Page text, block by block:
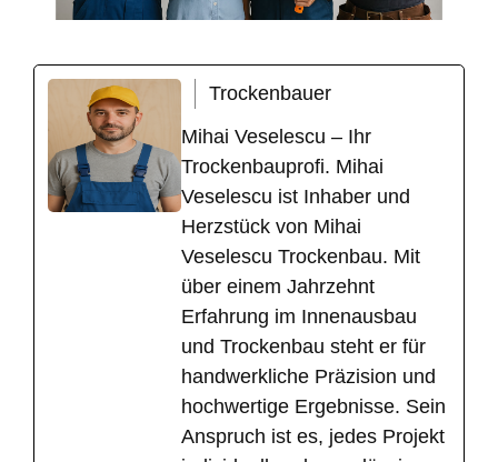
Trockenbauer
Mihai Veselescu – Ihr
Trockenbauprofi. Mihai
Veselescu ist Inhaber und
Herzstück von Mihai
Veselescu Trockenbau. Mit
über einem Jahrzehnt
Erfahrung im Innenausbau
und Trockenbau steht er für
handwerkliche Präzision und
hochwertige Ergebnisse. Sein
Anspruch ist es, jedes Projekt